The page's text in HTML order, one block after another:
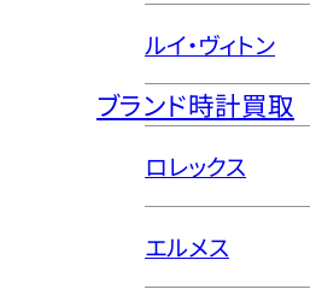
ルイ・ヴィトン
ブランド時計買取
ロレックス
エルメス